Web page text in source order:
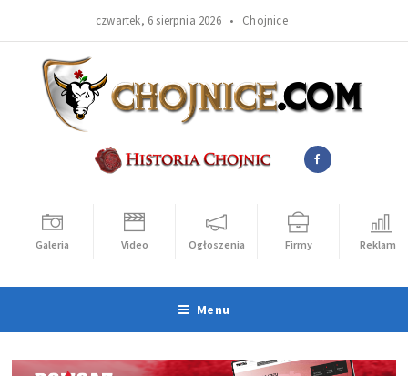
czwartek, 6 sierpnia 2026 • Chojnice
Galeria Video Ogłoszenia Firmy Reklama
Menu